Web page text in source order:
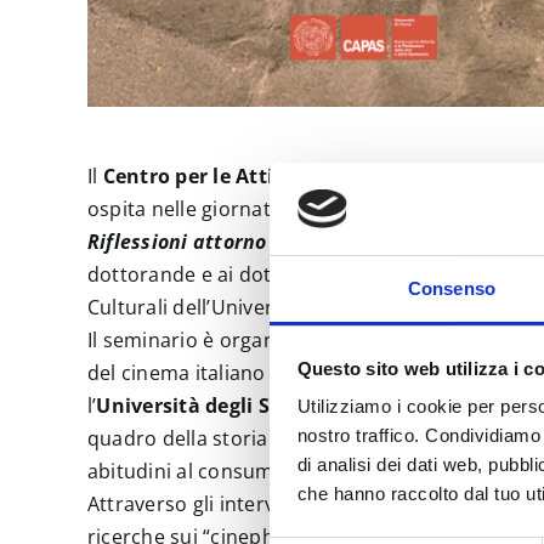
Consenso
Questo sito web utilizza i
Utilizziamo i cookie per
nostro traffico.
di analisi dei dati web,
che hanno raccolto dal tuo
Il Centro per le Attività e le Professioni delle
ospita nelle giornate del27e del
Riflessioni attorno alla catalogazione e alla
dottorande e ai dottorandi afferenti al
Culturali dell’Università di Parma.
Il seminario è organizzato nell’ambito del
del cinema italiano tra gli anni Trenta e
l’Università degli Studi di Messinae l’
quadro della storia del cinema italiano lungo il
abitudini al consumo (1936–1966).
Attraverso gli interventi dei docenti e studiosi
ricerche sui “cinephemera”, definizione al cui